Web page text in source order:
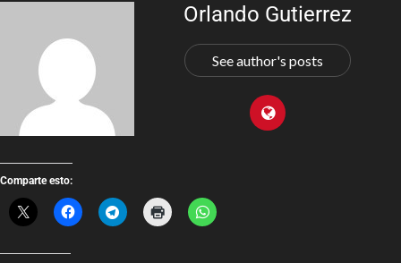
Orlando Gutierrez
See author's posts
Comparte esto: